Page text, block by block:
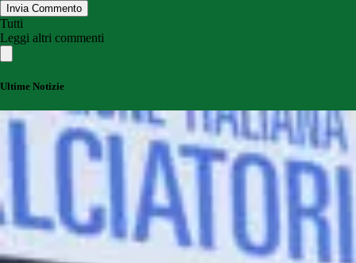
Invia Commento
Tutti
Leggi altri commenti
Ultime Notizie